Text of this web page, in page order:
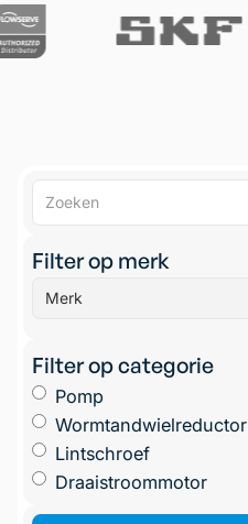
Filter op merk
Filter op categorie
Pomp
Wormtandwielreductor
Lintschroef
Draaistroommotor